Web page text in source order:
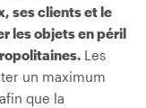
ses clients et le
les objets en péril
Les
un maximum
que la